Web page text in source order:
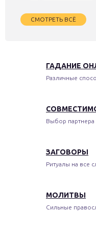
СМОТРЕТЬ ВСЁ
ГАДАНИЕ
Различные
Выбор партнера
ЗАГОВОРЫ
Ритуалы на все
МОЛИТВЫ
Сильные